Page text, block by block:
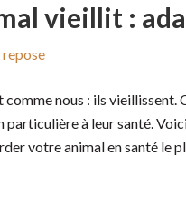
vieillit :
nous : ils vieillissent.
à leur santé.
votre animal en santé le